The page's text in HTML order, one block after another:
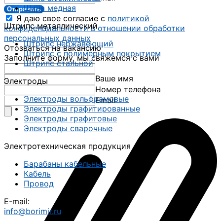
Шина медная
Штрипс металлический
Штрипс нержавеющий
Штрипс с полимерным покрытием
Штрипс стальной
Электроды
Электроды вольфрамовые
Электроды графитированные
Электроды графитовые
Электроды сварочные
Электротехническая продукция
Барабаны кабельные
Кабель
Провод
E-mail:
info@borimir.ru
Отправить
Я даю свое согласие с политикой
конфиденциальности в отношении обработки
персональных данных
Отозваться на вакансию
Заполните форму, мы свяжемся с вами
Ваше имя
Номер телефона
Email